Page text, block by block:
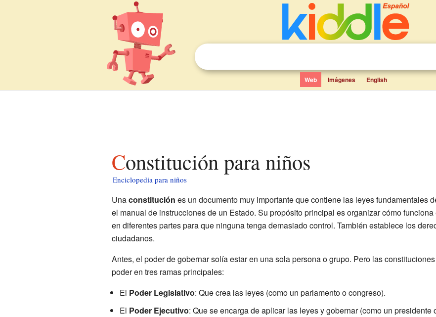
Web Imágenes English
Constitución para niños
Enciclopedia para niños
Unaconstitución es un documento muy importante que contiene las leyes fundamentales
el manual de instrucciones de un Estado. Su propósito principal es organizar cómo
en diferentes partes para que ninguna tenga demasiado control. También establece los
ciudadanos.
Antes, el poder de gobernar solía estar en una sola persona o grupo. Pero las
poder en tres ramas principales:
El Poder Legislativo: Que crea las leyes (como un parlamento o congreso).
El Poder Ejecutivo: Que se encarga de aplicar las leyes y gobernar (como un presidente